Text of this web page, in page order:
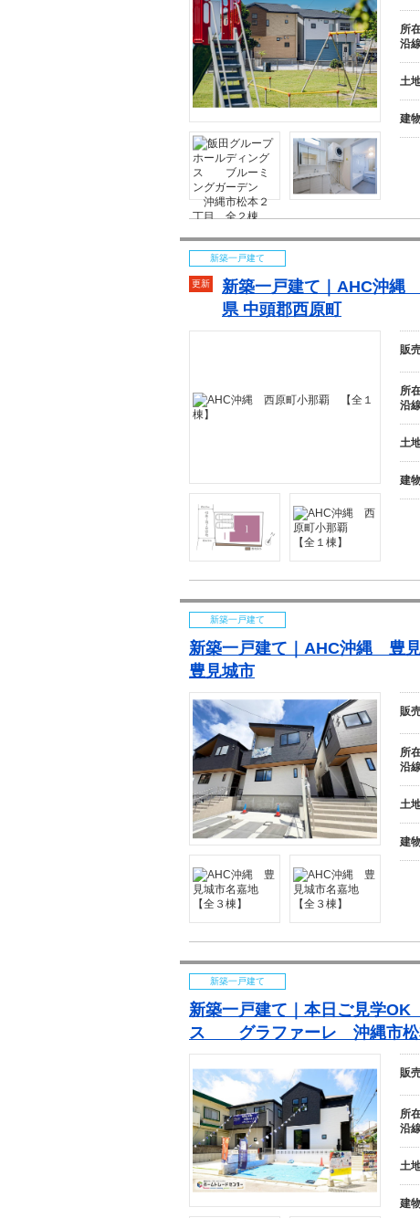
所
沿
土
建
新築一戸建て
更新 新築一戸建て｜AHC沖縄
県 中頭郡西原町
販
所
沿
土
建
新築一戸建て
新築一戸建て｜AHC沖縄 豊
豊見城市
販
所
沿
土
建
新築一戸建て
新築一戸建て｜本日ご見学
ス グラファーレ 沖縄市
販
所
沿
土
建